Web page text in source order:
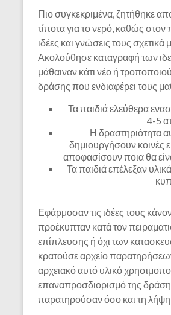
Πιο συγκεκριμένα, ζητήθηκε
τίποτα για το νερό, καθώς
ιδέες και γνώσεις τους σχετικά
Ακολούθησε καταγραφή των
μάθαιναν κάτι νέο ή
δράσης που ενδιαφέρει τους
Τα παιδιά ελεύθερα
4-5
Η δραστηριότητα
δημιουργήσουν κοινές
αποφασίσουν ποια θα
Τα παιδιά επέλεξαν
Εφάρμοσαν τις ιδέες τους
προέκυπταν κατά τον
επίπλευσης ή όχι των
κρατούσε αρχείο
αρχειακό αυτό υλικό
επαναπροσδιορισμό της
παρατηρούσαν όσο και τη